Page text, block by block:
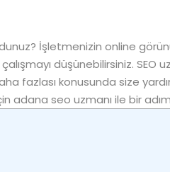
İşletmenizin online
düşünebilirsiniz. SEO
fazlası konusunda size
adana seo uzmanı ile bir